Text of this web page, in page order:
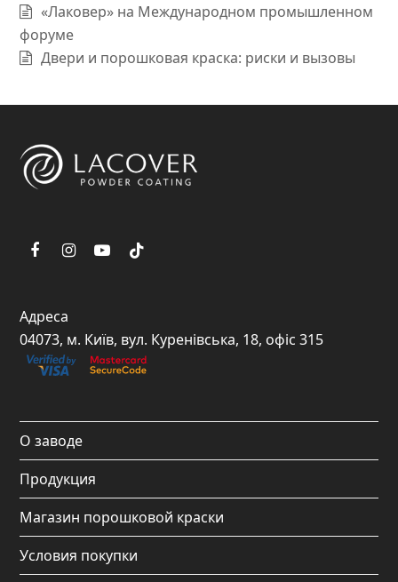
«Лаковер» на Международном промышленном
форуме
Двери и порошковая краска: риски и вызовы
e
b
o
k
I
t
a
r
a
m
t
u
e
T
o
Адреса
04073, м. Київ, вул. Куренівська, 18, офіс 315
О заводе
Продукция
Магазин порошковой краски
Условия покупки